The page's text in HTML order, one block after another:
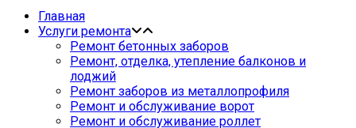
Главная
Услуги ремонта
Ремонт бетонных заборов
Ремонт, отделка, утепление балконов и
лоджий
Ремонт заборов из металлопрофиля
Ремонт и обслуживание ворот
Ремонт и обслуживание роллет